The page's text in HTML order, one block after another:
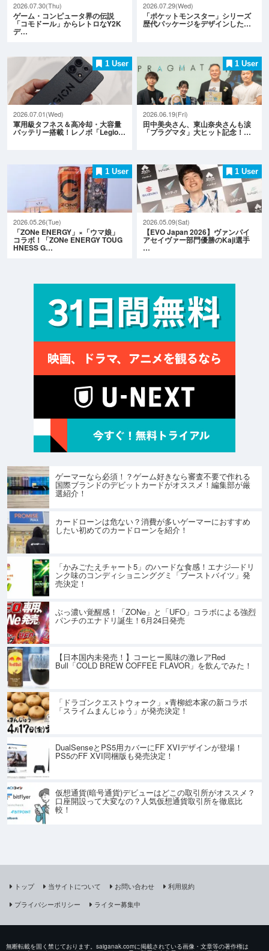
2026.07.30(Thu)
ゲーム・コンピュータ界の伝説
「コモドール」からレトロなY2K
デ…
2026.07.29(Wed)
「ポケットモンスター」シリーズ
歴代パッケージをデザインした…
1 User
2026.07.01(Wed)
軍用級タフネス＆高冷却・大容量
バッテリー搭載！レノボ「Legio…
1 User
2026.06.19(Fri)
田中美央さん、東山奈央さんも涙
「プラグマタ」大ヒット記念！…
1 User
2026.05.26(Tue)
「ZONe ENERGY」×「ウマ娘」
コラボ！「ZONe ENERGY TOUG
HNESS G…
1 User
2026.05.09(Sat)
【EVO Japan 2026】ヴァンパイ
アセイヴァー部門優勝のKaji選手
…
ゲーマーなら必須！？ゲーム好きなら審査不要で作れる
国際ブランドのデビットカードがオススメ！編集部が厳
選紹介！
カードローンは危ない？消費が多いゲーマーにおすすめ
したい初めてのカードローンを紹介！
「かみごたえチャート5」のハードな食感！エナジ―ドリ
ンク味のコンディショニンググミ「ブーストバイツ」発
売決定！
ぶっ濃い覚醒感！「ZONe」と「UFO」コラボによる強烈
パンチのエナドリ誕生！6月24日発売
【日本国内未発売！】コーヒー風味の激レアRed
Bull「COLD BREW COFFEE FLAVOR」を飲んでみた！
「ドラゴンクエストウォーク」×青柳総本家の新コラボ
「スライムまんじゅう」が発売決定！
DualSenseとPS5用カバーにFF XVIデザインが登場！
PS5のFF XVI同梱版も発売決定！
仮想通貨(暗号通貨)デビューはどこの取引所がオススメ？
口座開設って大変なの？人気仮想通貨取引所を徹底比
較！
トップ 当サイトについて お問い合わせ
利用規約
プライバシーポリシー
ライター募集中
無断転載を固く禁じております。saiganak.comに掲載されている画像・文章等の著作権は